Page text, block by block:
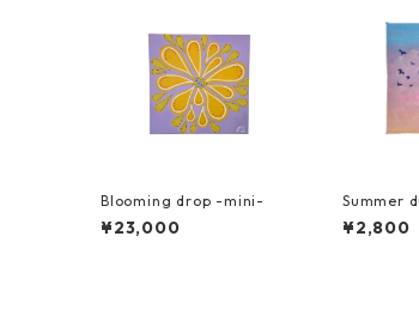
Blooming drop -mini-
¥23,000
Summer
¥2,800